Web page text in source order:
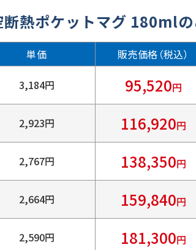
熱ポケットマグ 180ml
単価 販売価格（税込）
3,184円 95,520円
2,923円 116,920円
2,767円 138,350円
2,664円 159,840円
2,590円 181,300円